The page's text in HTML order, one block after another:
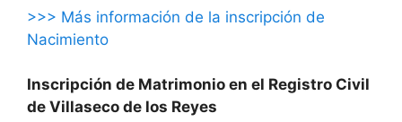
>>> Más información de la inscripción de
Nacimiento
Inscripción de Matrimonio en el Registro Civil
de Villaseco de los Reyes